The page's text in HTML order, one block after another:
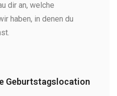
dir an, welche
haben, in denen du
Geburtstagslocation